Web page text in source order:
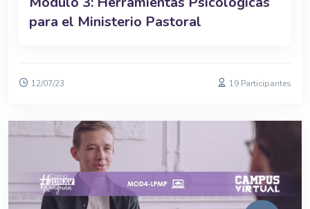
para el Ministerio Pastoral
12/07/23 19 Participantes